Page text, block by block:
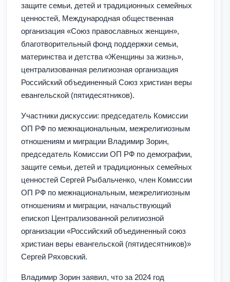
защите семьи, детей и традиционных семейных
ценностей, Международная общественная
организация «Союз православных женщин»,
благотворительный фонд поддержки семьи,
материнства и детства «Женщины за жизнь»,
централизованная религиозная организация
Российский объединенный Союз христиан веры
евангельской (пятидесятников).
Участники дискуссии: председатель Комиссии
ОП РФ по межнациональным, межрелигиозным
отношениям и миграции Владимир Зорин,
председатель Комиссии ОП РФ по демографии,
защите семьи, детей и традиционных семейных
ценностей Сергей Рыбальченко, член Комиссии
ОП РФ по межнациональным, межрелигиозным
отношениям и миграции, начальствующий
епископ Централизованной религиозной
организации «Российский объединенный союз
христиан веры евангельской (пятидесятников)»
Сергей Ряховский.
Владимир Зорин заявил, что за 2024 год